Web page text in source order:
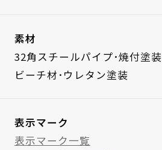
素材
32角スチールパイプ･焼付塗装
ビーチ材･ウレタン塗装
表示マーク
表示マーク一覧